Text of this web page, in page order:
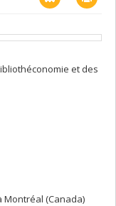
et des
Montréal (Canada)